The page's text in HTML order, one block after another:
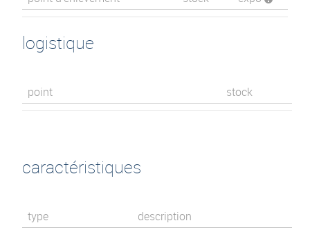
logistique
point stock
caractéristiques
type
description